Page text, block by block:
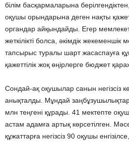
білім басқармаларына
оқушы орындарына деген нақты
органдар айқындайды. Егер
жеткілікті болса, әкімдік жекеменшік
тапсырыс туралы шарт жасаспауға
қажеттілік жоқ өңірлерге бюджет
Сондай-ақ оқушылар санын негізсіз
анықталды. Мұндай
млн теңгені құрады. 41 мектепте
астам адамға артық көрсетілген.
құжаттарға негізсіз 90 оқушы